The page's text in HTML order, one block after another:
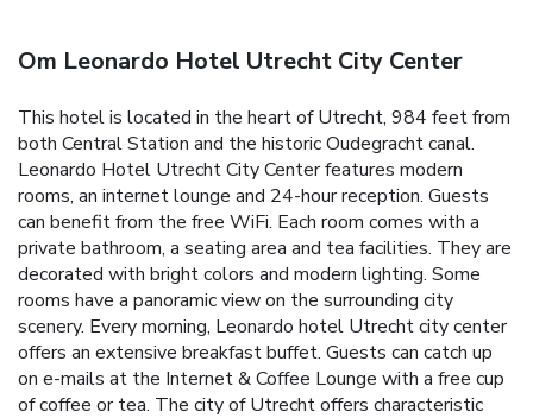
Om Leonardo Hotel Utrecht City Center
This hotel is located in the heart of Utrecht, 984 feet from
both Central Station and the historic Oudegracht canal.
Leonardo Hotel Utrecht City Center features modern
rooms, an internet lounge and 24-hour reception. Guests
can benefit from the free WiFi. Each room comes with a
private bathroom, a seating area and tea facilities. They are
decorated with bright colors and modern lighting. Some
rooms have a panoramic view on the surrounding city
scenery. Every morning, Leonardo hotel Utrecht city center
offers an extensive breakfast buffet. Guests can catch up
on e-mails at the Internet & Coffee Lounge with a free cup
of coffee or tea. The city of Utrecht offers characteristic